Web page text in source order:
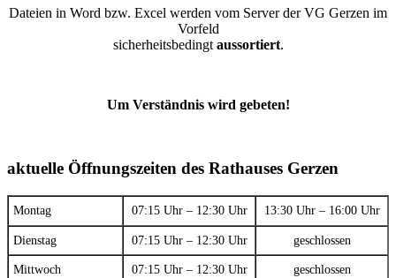
Dateien in Word bzw. Excel werden vom Server der VG Gerzen im
Vorfeld
sicherheitsbedingt aussortiert.
Um Verständnis wird gebeten!
aktuelle Öffnungszeiten des Rathauses Gerzen
Montag 07:15 Uhr – 12:30 Uhr 13:30 Uhr – 16:00 Uhr
Dienstag 07:15 Uhr – 12:30 Uhr geschlossen
Mittwoch 07:15 Uhr – 12:30 Uhr geschlossen